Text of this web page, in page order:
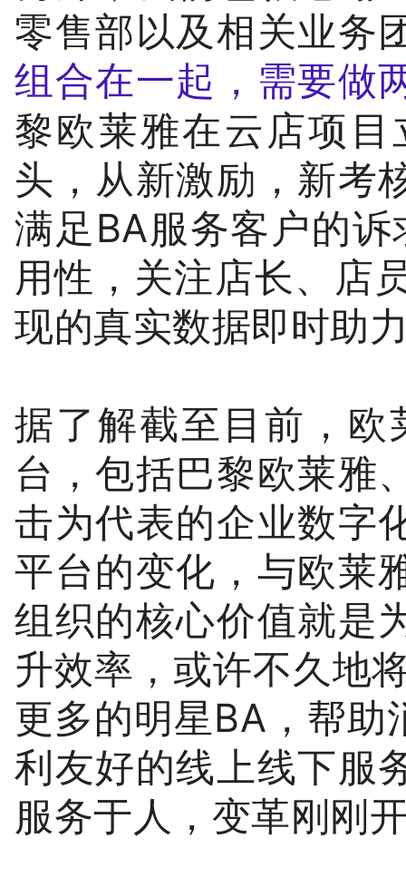
零售部以及相关业务
组合在一起，需要做
黎欧莱雅在云店项
头，从新激励，新考
满足BA服务客户的诉
用性，关注店长、店
现的真实数据即时助
据了解截至目前，
台，包括巴黎欧莱雅
击为代表的企业数字
平台的变化，与欧莱
组织的核心价值就是
升效率，或许不久地
更多的明星BA，帮
利友好的线上线下服
服务于人，变革刚刚